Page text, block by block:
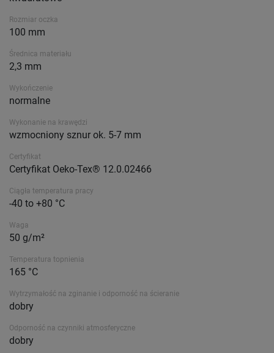
Rozmiar oczka
100 mm
Średnica materiału
2,3 mm
Wykończenie
normalne
Wykonanie na krawędzi
wzmocniony sznur ok. 5-7 mm
Certyfikat
Certyfikat Oeko-Tex® 12.0.02466
Ciągła temperatura pracy
-40 to +80 °C
Waga
50 g/m²
Temperatura topnienia
165 °C
Wytrzymałość na zginanie i odporność na ścieranie
dobry
Odporność na czynniki atmosferyczne
dobry